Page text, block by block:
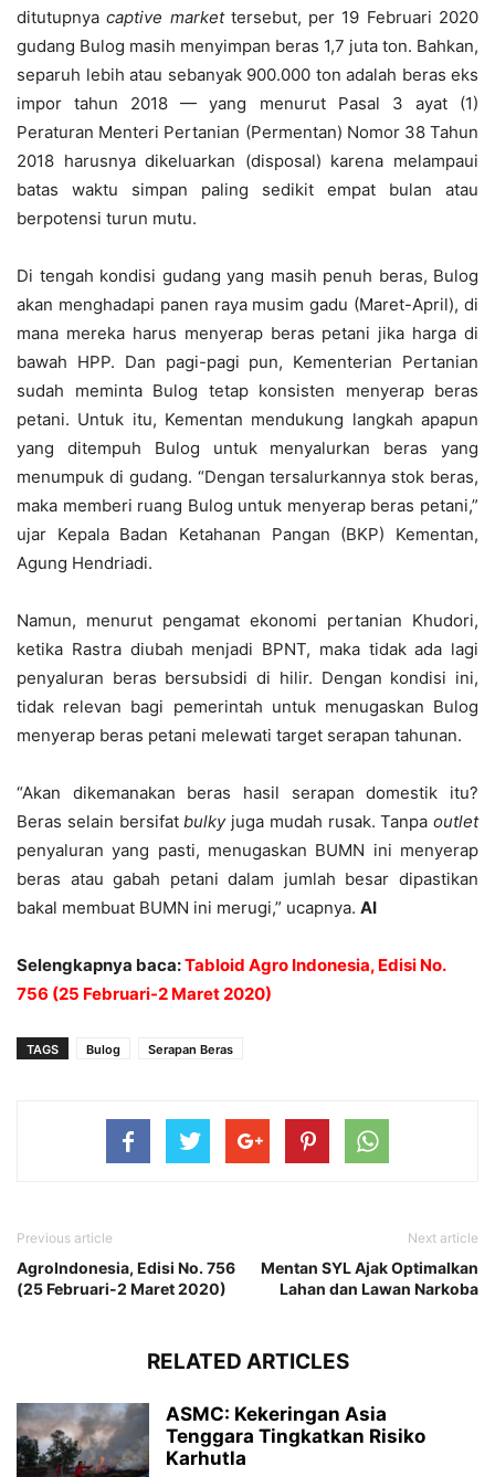
ditutupnyacaptive markettersebut, per 19 Februari 2020
gudang Bulog masih menyimpan beras 1,7 juta ton. Bahkan,
separuh lebih atau sebanyak 900.000 ton adalah beras eks
impor tahun 2018 — yang menurut Pasal 3 ayat (1)
Peraturan Menteri Pertanian (Permentan) Nomor 38 Tahun
2018 harusnya dikeluarkan (disposal) karena melampaui
batas waktu simpan paling sedikit empat bulan atau
berpotensi turun mutu.
Di tengah kondisi gudang yang masih penuh beras, Bulog
akan menghadapi panen raya musim gadu (Maret-April), di
mana mereka harus menyerap beras petani jika harga di
bawah HPP. Dan pagi-pagi pun, Kementerian Pertanian
sudah meminta Bulog tetap konsisten menyerap beras
petani. Untuk itu, Kementan mendukung langkah apapun
yang ditempuh Bulog untuk menyalurkan beras yang
menumpuk di gudang. “Dengan tersalurkannya stok beras,
maka memberi ruang Bulog untuk menyerap beras petani,”
ujar Kepala Badan Ketahanan Pangan (BKP) Kementan,
Agung Hendriadi.
Namun, menurut pengamat ekonomi pertanian Khudori,
ketika Rastra diubah menjadi BPNT, maka tidak ada lagi
penyaluran beras bersubsidi di hilir. Dengan kondisi ini,
tidak relevan bagi pemerintah untuk menugaskan Bulog
menyerap beras petani melewati target serapan tahunan.
“Akan dikemanakan beras hasil serapan domestik itu?
Beras selain bersifatbulkyjuga mudah rusak. Tanpa outlet
penyaluran yang pasti, menugaskan BUMN ini menyerap
beras atau gabah petani dalam jumlah besar dipastikan
bakal membuat BUMN ini merugi,” ucapnya. AI
Selengkapnya baca:Tabloid Agro Indonesia, Edisi No.
756 (25 Februari-2 Maret 2020)
TAGS Bulog Serapan Beras
Previous article
AgroIndonesia, Edisi No. 756
(25 Februari-2 Maret 2020)
Next article
Mentan SYL Ajak Optimalkan
Lahan dan Lawan Narkoba
RELATED ARTICLES
ASMC: Kekeringan Asia
Tenggara Tingkatkan Risiko
Karhutla